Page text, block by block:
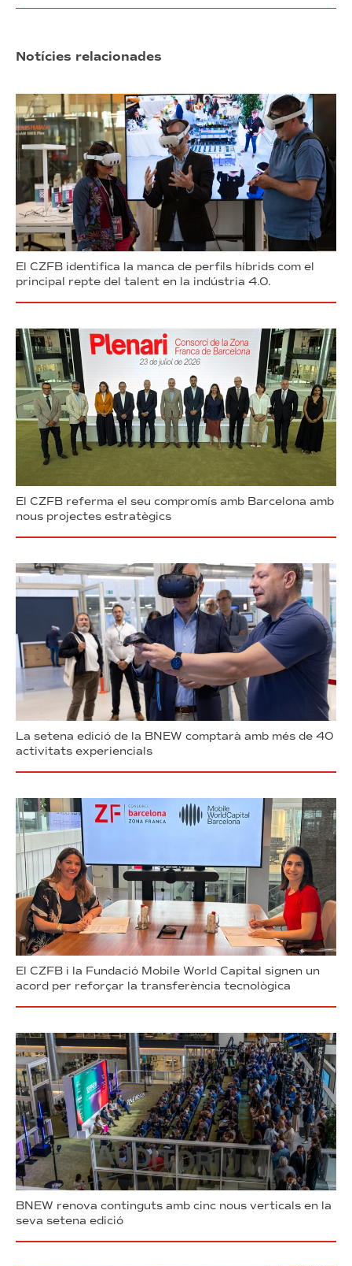
Notícies relacionades
El CZFB identifica la manca de perfils híbrids com el
principal repte del talent en la indústria 4.0.
El CZFB referma el seu compromís amb Barcelona amb
nous projectes estratègics
La setena edició de la BNEW comptarà amb més de 40
activitats experiencials
El CZFB i la Fundació Mobile World Capital signen un
acord per reforçar la transferència tecnològica
BNEW renova continguts amb cinc nous verticals en la
seva setena edició